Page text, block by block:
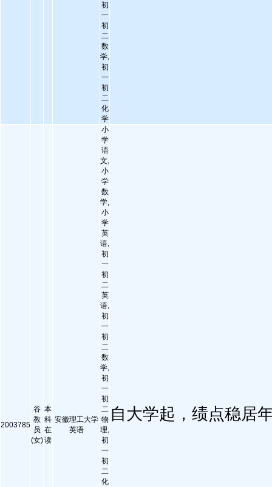
初
一
初
二
数
学,
初
一
初
二
化
学
2003785
谷
教
员
(女)
本
科
在
读
安徽理工大学
英语
小
学
语
文,
小
学
数
学,
小
学
英
语,
初
一
初
二
英
语,
初
一
初
二
数
学,
初
一
初
二
物
理,
初
一
初
二
化
自大学起，绩点稳居